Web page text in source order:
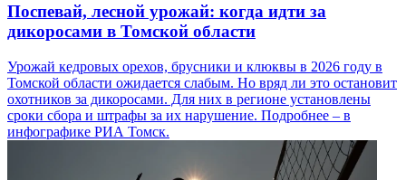
Поспевай, лесной урожай: когда идти за
дикоросами в Томской области
Урожай кедровых орехов, брусники и клюквы в 2026 году в
Томской области ожидается слабым. Но вряд ли это остановит
охотников за дикоросами. Для них в регионе установлены
сроки сбора и штрафы за их нарушение. Подробнее – в
инфографике РИА Томск.